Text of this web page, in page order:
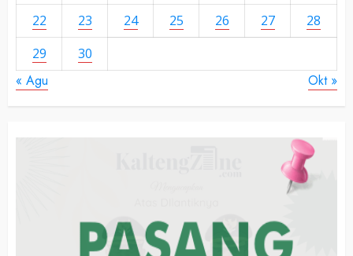
22
23 24 25 26 27
28
29
30
« Agu Okt »